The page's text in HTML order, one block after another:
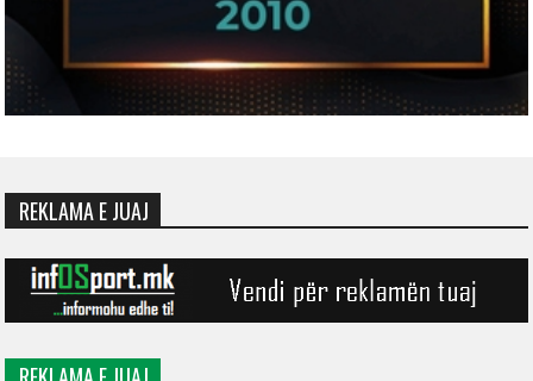
REKLAMA E JUAJ